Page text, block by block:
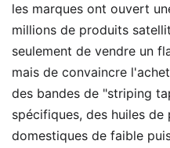
les marques ont ouvert
millions de produits
seulement de vendre un
mais de convaincre
des bandes de "striping
spécifiques, des huiles
domestiques de faible